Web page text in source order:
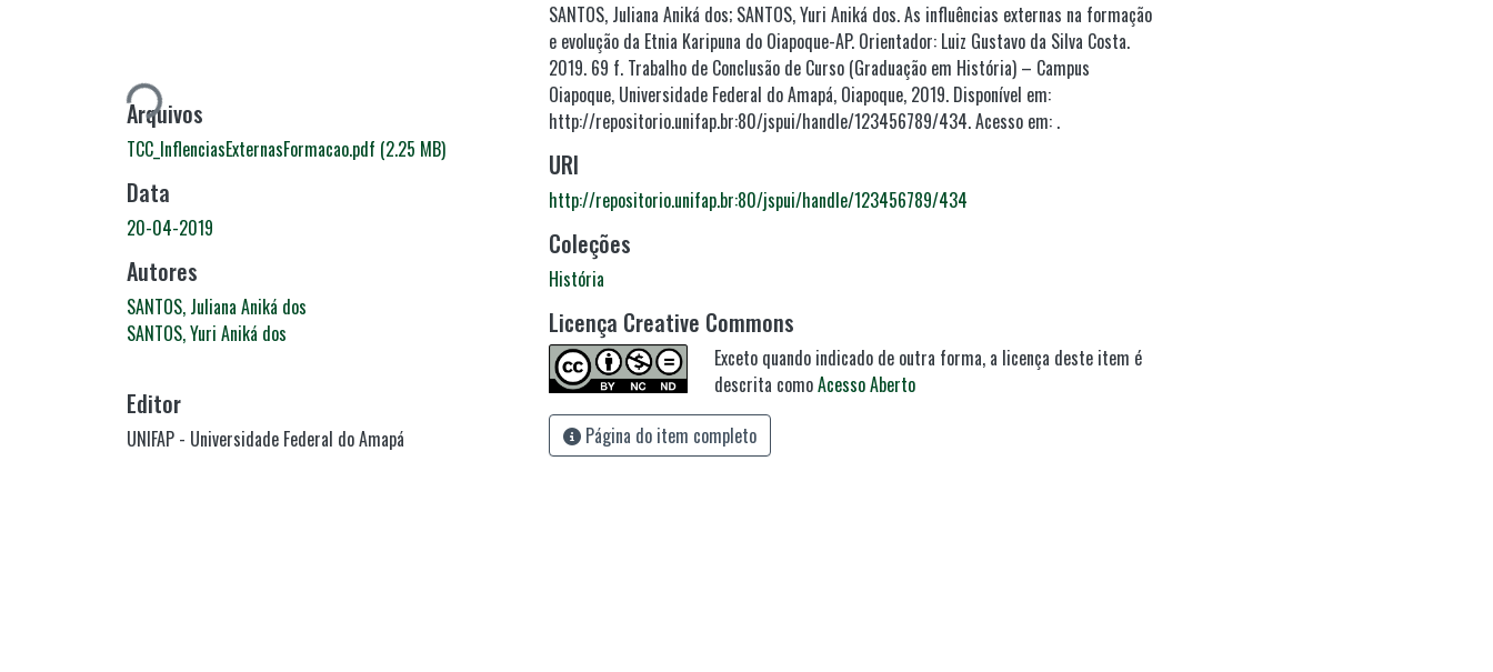
Carregando...
Arquivos
TCC_InflenciasExternasFormacao.pdf (2.25 MB)
Data
20-04-2019
Autores
SANTOS, Juliana Aniká dos
SANTOS, Yuri Aniká dos
Editor
UNIFAP - Universidade Federal do Amapá
SANTOS, Juliana Aniká dos; SANTOS, Yuri Aniká dos. As influências externas na formação
e evolução da Etnia Karipuna do Oiapoque-AP. Orientador: Luiz Gustavo da Silva Costa.
2019. 69 f. Trabalho de Conclusão de Curso (Graduação em História) – Campus
Oiapoque, Universidade Federal do Amapá, Oiapoque, 2019. Disponível em:
http://repositorio.unifap.br:80/jspui/handle/123456789/434. Acesso em: .
URI
http://repositorio.unifap.br:80/jspui/handle/123456789/434
Coleções
História
Licença Creative Commons
Exceto quando indicado de outra forma, a licença deste item é
descrita comoAcesso Aberto
Página do item completo